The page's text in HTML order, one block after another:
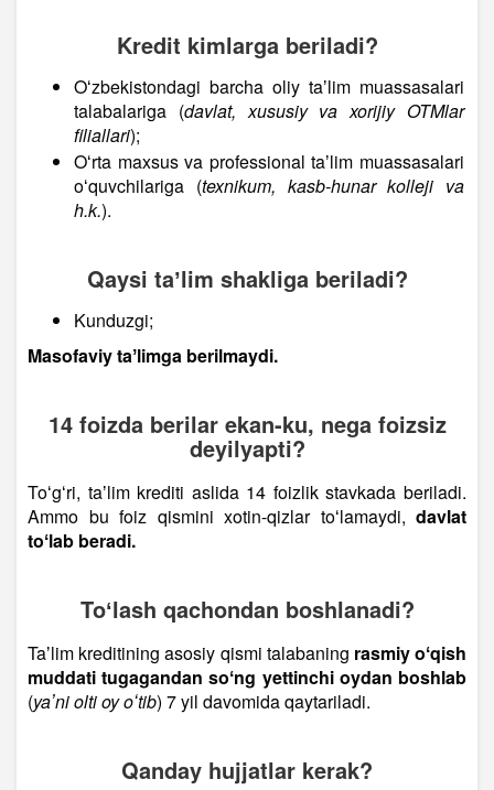
Kredit kimlarga beriladi?
Oʻzbekistondagi barcha oliy taʼlim muassasalari
talabalariga (davlat, xususiy va xorijiy OTMlar
filiallari);
Oʻrta maxsus va professional taʼlim muassasalari
oʻquvchilariga (texnikum, kasb-hunar kolleji va
h.k.).
Qaysi taʼlim shakliga beriladi?
Kunduzgi;
Masofaviy taʼlimga berilmaydi.
14 foizda berilar ekan-ku, nega foizsiz
deyilyapti?
Toʻgʻri, taʼlim krediti aslida 14 foizlik stavkada beriladi.
Ammo bu foiz qismini xotin-qizlar toʻlamaydi, davlat
toʻlab beradi.
Toʻlash qachondan boshlanadi?
Taʼlim kreditining asosiy qismi talabaning rasmiy oʻqish
muddati tugagandan soʻng yettinchi oydan boshlab
(yaʼni olti oy oʻtib) 7 yil davomida qaytariladi.
Qanday hujjatlar kerak?